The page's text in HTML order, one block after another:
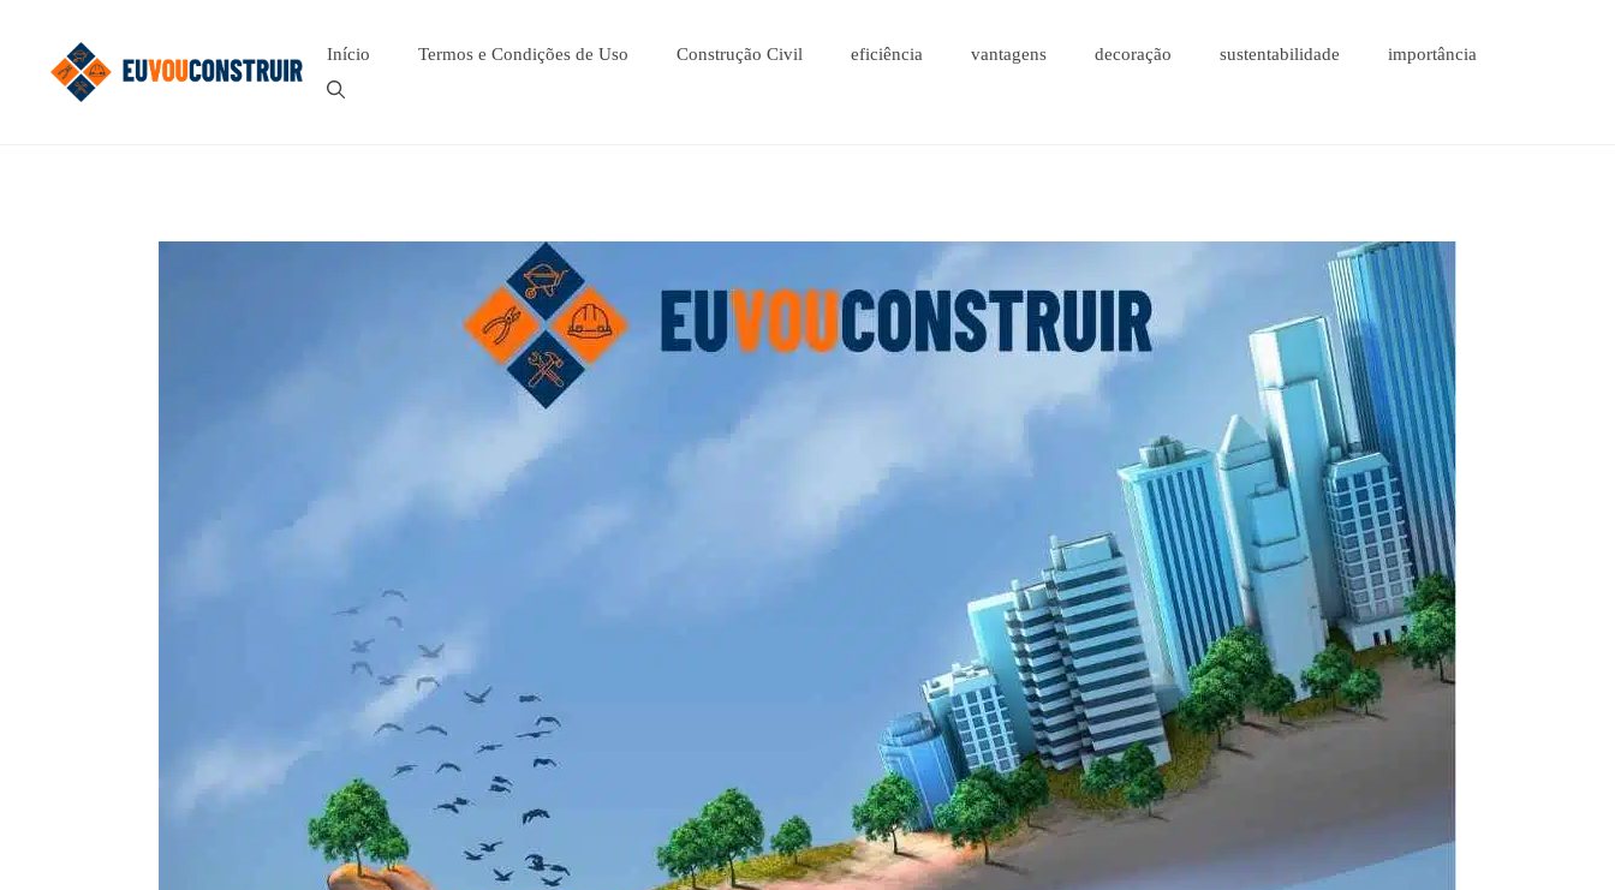
Início Termos e Condições de Uso Construção Civil eficiência vantagens decoração sustentabilidade importância